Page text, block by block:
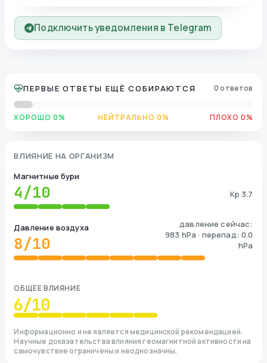
Подключить уведомления в Telegram
ПЕРВЫЕ ОТВЕТЫ ЕЩЁ СОБИРАЮТСЯ 0 ответов
ХОРОШО 0% НЕЙТРАЛЬНО 0% ПЛОХО 0%
ВЛИЯНИЕ НА ОРГАНИЗМ
Магнитные бури
4/10 Kp 3.7
Давление воздуха
8/10
давление сейчас:
983 hPa · перепад: 0.0
hPa
ОБЩЕЕ ВЛИЯНИЕ
6/10
Информационно и не является медицинской рекомендацией.
Научные доказательства влияния геомагнитной активности на
самочувствие ограничены и неоднозначны.